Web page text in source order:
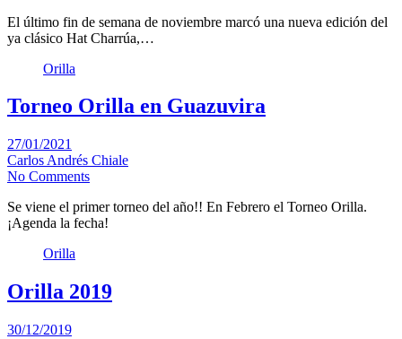
El último fin de semana de noviembre marcó una nueva edición del
ya clásico Hat Charrúa,…
Orilla
Torneo Orilla en Guazuvira
27/01/2021
Carlos Andrés Chiale
No Comments
Se viene el primer torneo del año!! En Febrero el Torneo Orilla.
¡Agenda la fecha!
Orilla
Orilla 2019
30/12/2019